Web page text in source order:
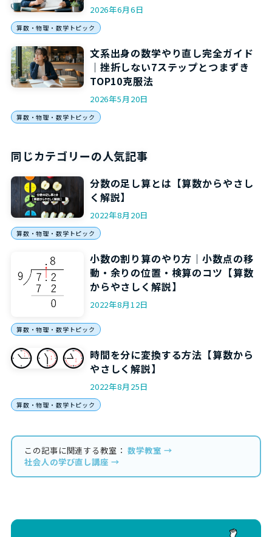
2026年6月6日
算数・物理・数学トピック
文系出身の数学やり直し完全ガイド
｜挫折しない7ステップとつまずき
TOP10克服法
2026年5月20日
算数・物理・数学トピック
同じカテゴリーの人気記事
分数の足し算とは【算数からやさし
く解説】
2022年8月20日
算数・物理・数学トピック
小数の割り算のやり方｜小数点の移
動・余りの位置・検算のコツ【算数
からやさしく解説】
2022年8月12日
算数・物理・数学トピック
時間を分に変換する方法【算数から
やさしく解説】
2022年8月25日
算数・物理・数学トピック
この記事に関連する教室：数学教室 →
社会人の学び直し講座 →